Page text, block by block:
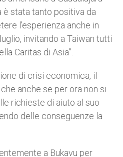
è stata tanto positiva da
l’esperienza anche in
invitando a Taiwan tutti
Caritas di Asia”.
di crisi economica, il
anche se per ora non si
richieste di aiuto al suo
delle conseguenze la
a Bukavu per